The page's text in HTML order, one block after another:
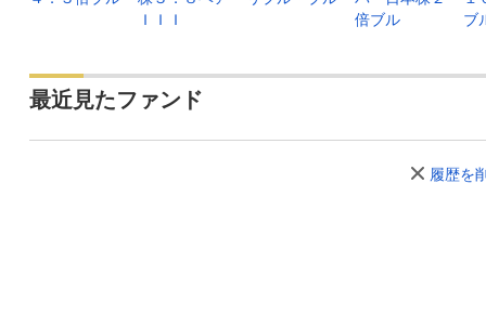
ＩＩＩ
倍ブル
ブ
最近見たファンド
履歴を